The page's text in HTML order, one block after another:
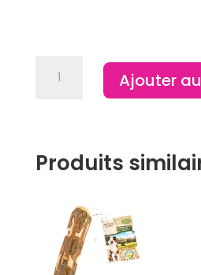
carrée
Ajouter
Produits